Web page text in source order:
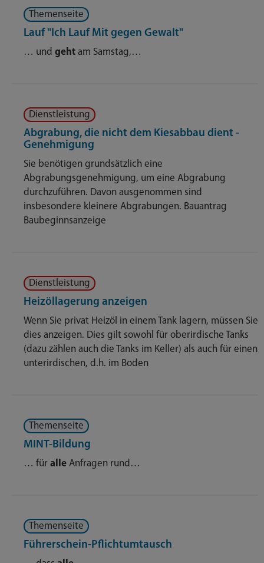
Themenseite
Lauf "Ich Lauf Mit gegen Gewalt"
… und geht am Samstag,…
Dienstleistung
Abgrabung, die nicht dem Kiesabbau dient -
Genehmigung
Sie benötigen grundsätzlich eine
Abgrabungsgenehmigung, um eine Abgrabung
durchzuführen. Davon ausgenommen sind
insbesondere kleinere Abgrabungen. Bauantrag
Baubeginnsanzeige
Dienstleistung
Heizöllagerung anzeigen
Wenn Sie privat Heizöl in einem Tank lagern, müssen Sie
dies anzeigen. Dies gilt sowohl für oberirdische Tanks
(dazu zählen auch die Tanks im Keller) als auch für einen
unterirdischen, d.h. im Boden
Themenseite
MINT-Bildung
… für alle Anfragen rund…
Themenseite
Führerschein-Pflichtumtausch